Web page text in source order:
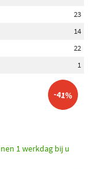
23
14
22
1
-41%
1 werkdag bij u